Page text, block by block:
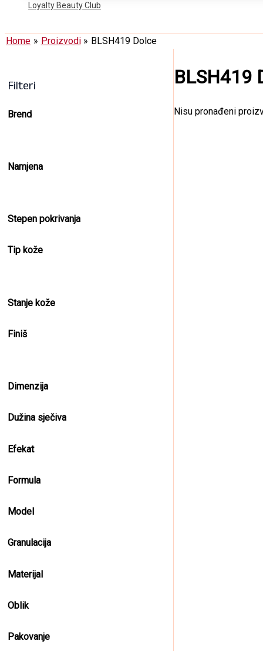
Loyalty Beauty Club
Home Proizvodi BLSH419 Dolce
Filteri
Brend
Namjena
Stepen pokrivanja
Tip kože
Stanje kože
Finiš
Dimenzija
Dužina sječiva
Efekat
Formula
Model
Granulacija
Materijal
Oblik
Pakovanje
BLSH419
Nisu pronađeni